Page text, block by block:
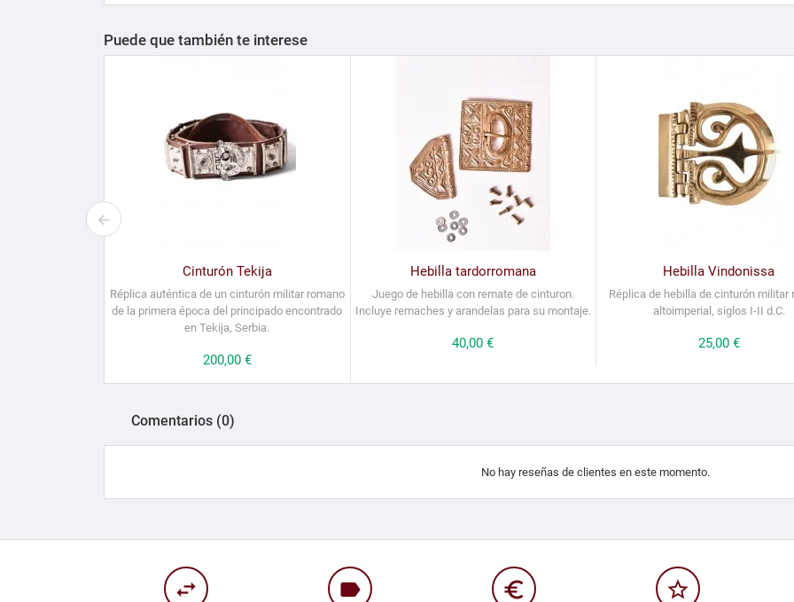
Puede que también te interese
Cinturón Tekija
Réplica auténtica de uncinturón militar romano
de la primera época del principado encontrado
en Tekija, Serbia.
Precio
200,00 €
Hebilla tardorromana
Juego de hebilla con remate de cinturon.
Incluye remaches y arandelas para su montaje.
Precio
40,00 €
Hebilla Vindonissa
Réplica de hebilla de cinturón militar
altoimperial, siglos I-II d.C.
Precio
25,00 €
Comentarios (0)
No hay reseñas de clientes en este momento.
swap_horiz label euro_symbol star_border